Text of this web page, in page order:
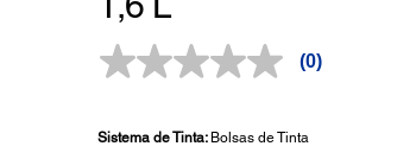
Sin
la
(0)
Sistema de Tinta: Bolsas de Tinta